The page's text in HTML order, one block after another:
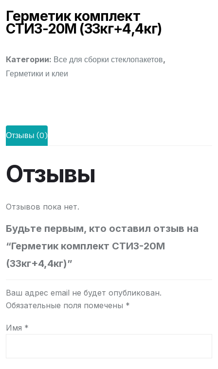
Герметик комплект
СТИЗ-20М (33кг+4,4кг)
Категории: Все для сборки стеклопакетов,
Герметики и клеи
Отзывы (0)
Отзывы
Отзывов пока нет.
Будьте первым, кто оставил отзыв на
“Герметик комплект СТИЗ-20М
(33кг+4,4кг)”
Ваш адрес email не будет опубликован.
Обязательные поля помечены *
Имя *